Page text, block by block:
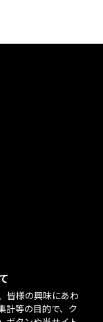
皆様の興味にあわ
計等の目的で、ク